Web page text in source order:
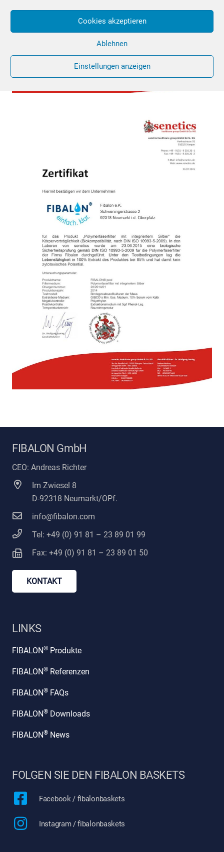
Cookies akzeptieren
Ablehnen
Einstellungen anzeigen
FIBALON GmbH
CEO: Andreas Richter
Im Zwiesel 8
D-92318 Neumarkt/OPf.
info@fibalon.com
Tel: +49 (0) 91 81 – 23 89 01 99
Fax: +49 (0) 91 81 – 23 89 01 50
KONTAKT
LINKS
FIBALON® Produkte
FIBALON® Referenzen
FIBALON® FAQs
FIBALON® Downloads
FIBALON® News
FOLGEN SIE DEN FIBALON BASKETS
Facebook / fibalonbaskets
Instagram / fibalonbaskets